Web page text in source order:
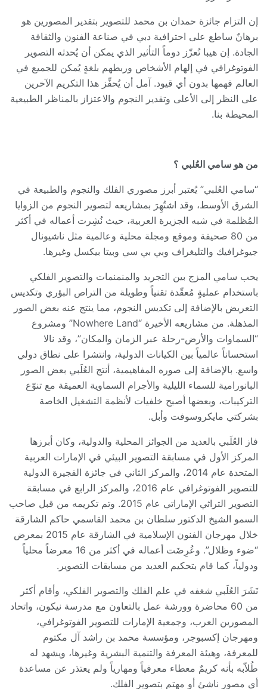
إن التزام جائزة حمدان بن محمد للتصوير بتقدير المصورين هو
برهانٌ ساطع على احترافية دبي في صناعة الفنون والثقافة
الجادة. إن هيبا تُعزّز دوماً التأثير الذي يمكن أن يُحدثه التصوير
الفوتوغرافي في إلهام الأشخاص وربطهم بلغةٍ يُمكن للجميع في
العالم فهمها بدون أي قيود. آمل أن يُحفِّز هذا التكريم الآخرين
على النظر إلى الأعلى وتقدير النجوم والاعتزاز بالمناظر الطبيعية
المحيطة بنا.
من هو سامي العُلبي ؟
“سامي العُلبي” يُعتبر أبرز مصوري الفلك والنجوم والطبيعة في
الشرق الأوسط، وقد اشتُهِرَ بمشاريعه لتصوير النجوم من الزوايا
المُظلمة في شبه الجزيرة العربية، حيث نُشِرت أعماله في أكثر
من 80 صحيفة وموقع ومجلة محلية وعالمية مثل ناشيونال
جيوغرافيك والتليغراف وبي بي سي وبيتا بيكسل وغيرها.
يحب سامي المزج بين التجريد والمنمنمات والتصوير الفلكي
باستخدام عمليةٍ مُعقّدة تقنياً وطويلة من التراص البؤري وتكديس
التعريض بالإضافة إلى تكديس النجوم، مما ينتج عنه بعض الصور
المذهلة. من مشاريعه الأخيرة “Nowhere Land” ومشروع
“السماوات والأرض-رحلة عبر الزمان والمكان”، وقد نالا
استحساناً عالمياً بين الكيانات الدولية، وانتشرا على نطاق دولي
واسع. بالإضافة إلى صوره المفاهيمية، أنتج العُلَبي بعض الصور
البانورامية للسماء الليلية والأجرام السماوية العميقة مع تنوّع
التركيبات، وبعضها أصبح خلفيات لأنظمة التشغيل الخاصة
بشركتي مايكروسوفت وأبل.
فاز العُلَبي بالعديد من الجوائز المحلية والدولية، وكان أبرزها
المركز الأول في مسابقة التصوير البيئي في الإمارات العربية
المتحدة عام 2014، والمركز الثاني في جائزة الفجيرة الدولية
للتصوير الفوتوغرافي عام 2016، والمركز الرابع في مسابقة
التصوير التراثي الإماراتي عام 2015. وتم تكريمه من قبل صاحب
السمو الشيخ الدكتور سلطان بن محمد القاسمي حاكم الشارقة
خلال مهرجان الفنون الإسلامية في الشارقة عام 2015 بمعرض
“ضوء وظلال”. وعُرِضَت أعماله في أكثر من 16 معرضاً محلياً
ودولياً، كما قام بتحكيم العديد من مسابقات التصوير.
نَشَرَ العُلَبي شغفه في علم الفلك والتصوير الفلكي، وأقام أكثر
من 60 محاضرة وورشة عمل بالتعاون مع مدرسة نيكون، واتحاد
المصورين العرب، وجمعية الإمارات للتصوير الفوتوغرافي،
ومهرجان إكسبوجر، ومؤسسة محمد بن راشد آل مكتوم
للمعرفة، وهيئة المعرفة والتنمية البشرية وغيرها، ويشهد له
طُلاّبه بأنه كريمٌ معطاء معرفياً ومهارياً ولم يعتذر عن مساعدة
أي مصور ناشئ أو مهتم بتصوير الفلك.